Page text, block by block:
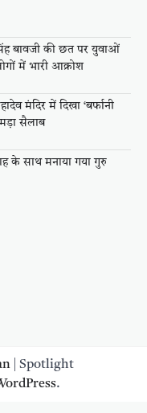
बावजी की छत पर युवाओं
में भारी आक्रोश
मंदिर में दिखा ‘बर्फानी
सैलाब
के साथ मनाया गया गुरु
c/
| Spotlight
.